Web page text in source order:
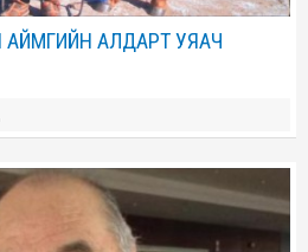
АЛДАРТ УЯАЧ